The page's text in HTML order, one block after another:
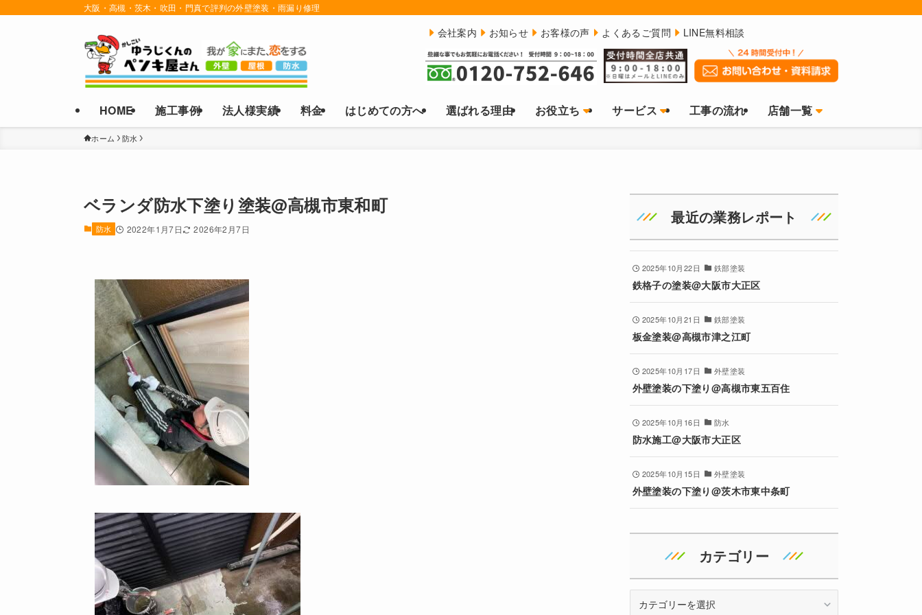
大阪・高槻・茨木・吹田・門真で評判の外壁塗装・雨漏り修理
HOME 施工事例 法人様実績 料金 はじめての方へ 選ばれる理由 お役立ち サービス 工事の流れ 店舗一覧
会社案内 お知らせ お客様の声 よくあるご質問 LINE無料相談
ホーム 防水
ベランダ防水下塗り塗装@高槻市東和町
防水 2022年1月7日 2026年2月7日
最近の業務レポート
2025年10月22日 鉄部塗装
鉄格子の塗装@大阪市大正区
2025年10月21日 鉄部塗装
板金塗装@高槻市津之江町
2025年10月17日 外壁塗装
外壁塗装の下塗り@高槻市東五百住
2025年10月16日 防水
防水施工@大阪市大正区
2025年10月15日 外壁塗装
外壁塗装の下塗り@茨木市東中条町
カテゴリー